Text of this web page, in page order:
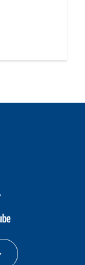
google
youtube-